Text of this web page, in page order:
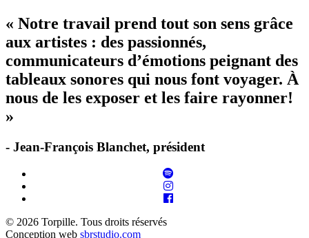
« Notre travail prend tout son sens grâce
aux artistes : des passionnés,
communicateurs d’émotions peignant des
tableaux sonores qui nous font voyager. À
nous de les exposer et les faire rayonner!
»
- Jean-François Blanchet, président
© 2026 Torpille. Tous droits réservés
Conception web sbrstudio.com